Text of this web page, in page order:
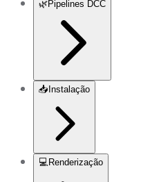
🌿Pipelines DCC
📥 Instalação
💻 Renderização